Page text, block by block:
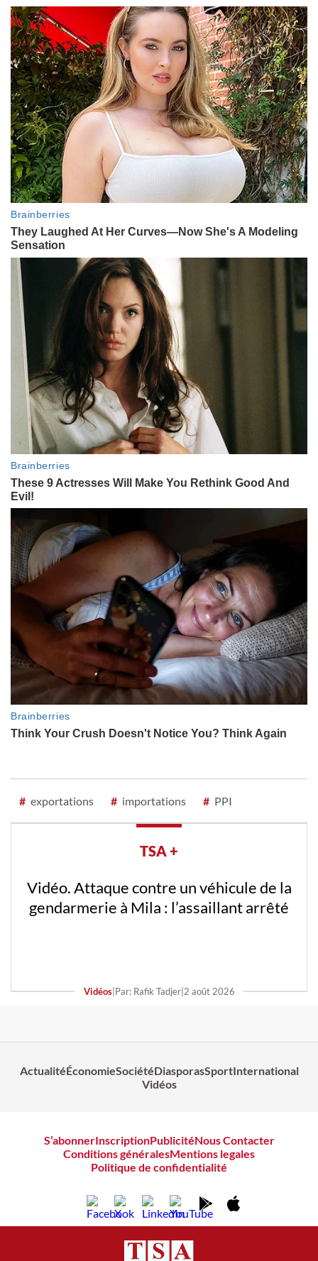
# exportations # importations # PPI
TSA +
Vidéo. Attaque contre un véhicule de la
gendarmerie à Mila : l’assaillant arrêté
Vidéos| Par: Rafik Tadjer| 2 août 2026
ActualitéÉconomieSociétéDiasporasSportInternational
Vidéos
S’abonnerInscriptionPublicitéNous Contacter
Conditions généralesMentions legales
Politique de confidentialité